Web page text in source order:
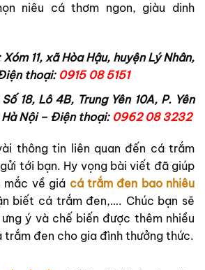
niêu cá thơm ngon, giàu dinh
11, xã Hòa Hậu, huyện Lý Nhân,
thoại: 0915 08 5151
18, Lô 4B, Trung Yên 10A, P. Yên
Nội – Điện thoại: 0962 08 3232
thông tin liên quan đến cá trắm
tới bạn. Hy vọng bài viết đã giúp
mắc về giá cá trắm đen bao nhiêu
biết cá trắm đen,…. Chúc bạn sẽ
ý và chế biến được thêm nhiều
trắm đen cho gia đình thưởng thức.